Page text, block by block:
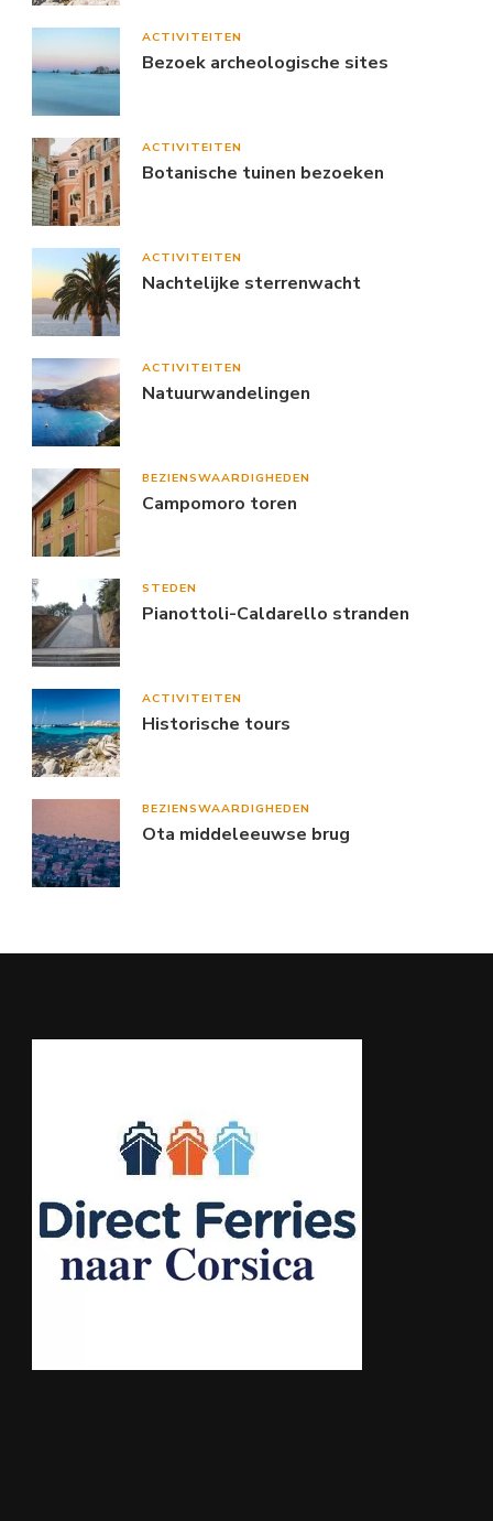
ACTIVITEITEN
Bezoek archeologische sites
ACTIVITEITEN
Botanische tuinen bezoeken
ACTIVITEITEN
Nachtelijke sterrenwacht
ACTIVITEITEN
Natuurwandelingen
BEZIENSWAARDIGHEDEN
Campomoro toren
STEDEN
Pianottoli-Caldarello stranden
ACTIVITEITEN
Historische tours
BEZIENSWAARDIGHEDEN
Ota middeleeuwse brug